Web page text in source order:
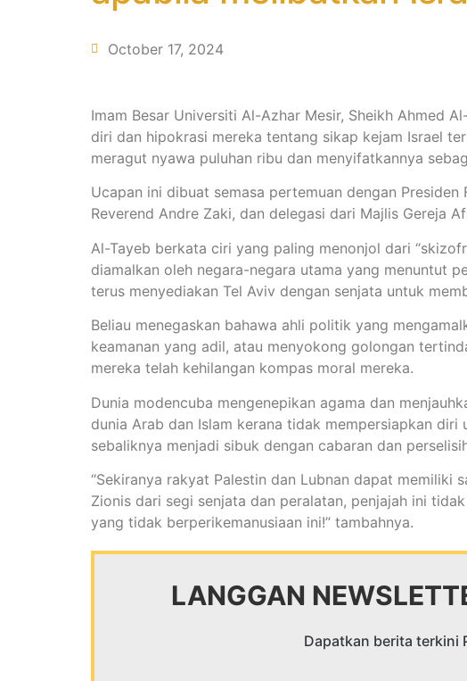
October 17, 2024
Imam Besar Universiti Al-Azhar Mesir, Sheikh Ahmed
diri dan hipokrasi mereka tentang sikap kejam Israel
meragut nyawa puluhan ribu dan menyifatkannya
Ucapan ini dibuat semasa pertemuan dengan
Reverend Andre Zaki, dan delegasi dari Majlis Gereja
Al-Tayeb berkata ciri yang paling menonjol dari
diamalkan oleh negara-negara utama yang menuntut
terus menyediakan Tel Aviv dengan senjata untuk
Beliau menegaskan bahawa ahli politik yang
keamanan yang adil, atau menyokong golongan
mereka telah kehilangan kompas moral mereka.
Dunia modencuba mengenepikan agama dan
dunia Arab dan Islam kerana tidak mempersiapkan
sebaliknya menjadi sibuk dengan cabaran dan
“Sekiranya rakyat Palestin dan Lubnan dapat
Zionis dari segi senjata dan peralatan, penjajah ini
yang tidak berperikemanusiaan ini!” tambahnya.
LANGGAN
Dapatkan berita terkini